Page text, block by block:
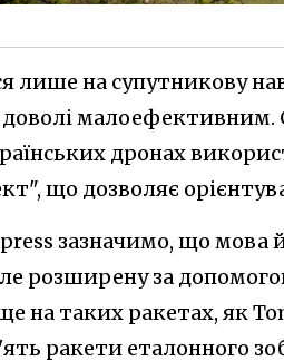
лише на супутникову
малоефективним.
дронах
що дозволяє
зазначимо, що мова
розширену за
на таких ракетах, як
ракети еталонного